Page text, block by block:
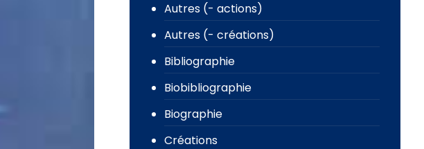
Autres (- actions)
Autres (- créations)
Bibliographie
Biobibliographie
Biographie
Créations